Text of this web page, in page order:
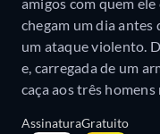
chegam um dia antes
um ataque violento.
e, carregada de um
caça aos três
AssinaturaGratuito